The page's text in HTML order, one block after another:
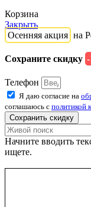
Корзина
Закрыть
Осенняя акция на
Сохраните скидку
Телефон
Я даю согласие на
соглашаюсь с политикой
Сохранить скидку
Начните вводить
ищете.